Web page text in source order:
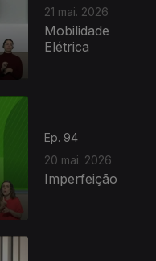
21 mai. 2026
Mobilidade
Elétrica
Ep. 94
20 mai. 2026
Imperfeição